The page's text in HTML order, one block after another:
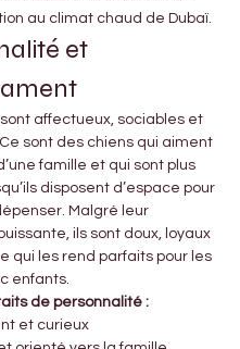
au climat chaud de Dubaï.
et
sont affectueux, sociables et
sont des chiens qui aiment
famille et qui sont plus
disposent d’espace pour
Malgré leur
ils sont doux, loyaux
qui les rend parfaits pour les
enfants.
de personnalité :
et curieux